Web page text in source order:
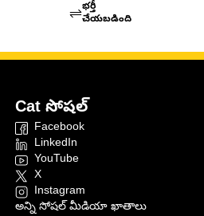
భర్తీ
చేయబడింది
Cat సోషల్
Facebook
LinkedIn
YouTube
X
Instagram
అన్ని సోషల్ మీడియా ఖాతాలు